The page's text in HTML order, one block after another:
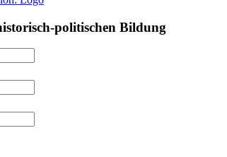
politischen Bildung